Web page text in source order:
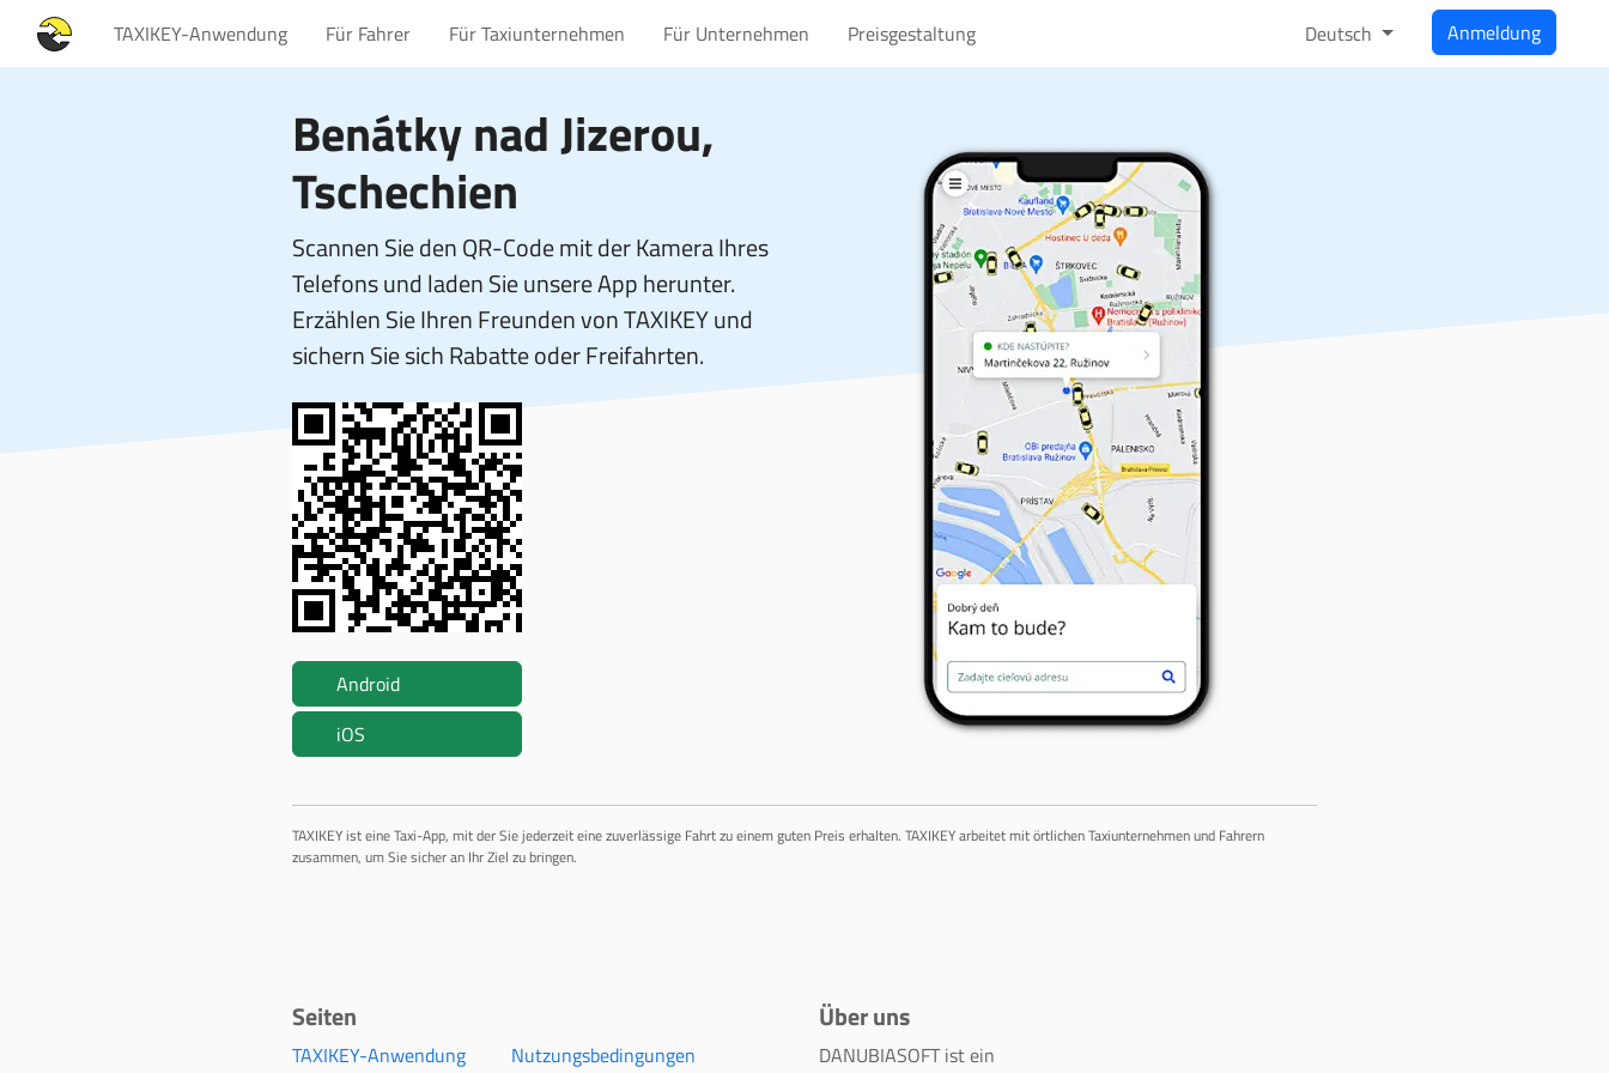
TAXIKEY-Anwendung Für Fahrer Für Taxiunternehmen Für Unternehmen Preisgestaltung Deutsch Anmeldung
Benátky nad Jizerou,
Tschechien
Scannen Sie den QR-Code mit der Kamera Ihres
Telefons und laden Sie unsere App herunter.
Erzählen Sie Ihren Freunden von TAXIKEY und
sichern Sie sich Rabatte oder Freifahrten.
Android
iOS
TAXIKEY ist eine Taxi-App, mit der Sie jederzeit eine zuverlässige Fahrt zu einem guten Preis erhalten. TAXIKEY arbeitet mit örtlichen Taxiunternehmen und Fahrern
zusammen, um Sie sicher an Ihr Ziel zu bringen.
Seiten
TAXIKEY-Anwendung
Nutzungsbedingungen
Über uns
DANUBIASOFT ist ein